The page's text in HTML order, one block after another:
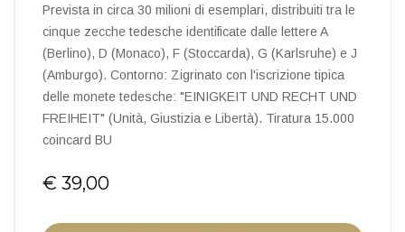
Prevista in circa 30 milioni di esemplari, distribuiti tra le
cinque zecche tedesche identificate dalle lettere A
(Berlino), D (Monaco), F (Stoccarda), G (Karlsruhe) e J
(Amburgo). Contorno: Zigrinato con l'iscrizione tipica
delle monete tedesche: "EINIGKEIT UND RECHT UND
FREIHEIT" (Unità, Giustizia e Libertà). Tiratura 15.000
coincard BU
€ 39,00